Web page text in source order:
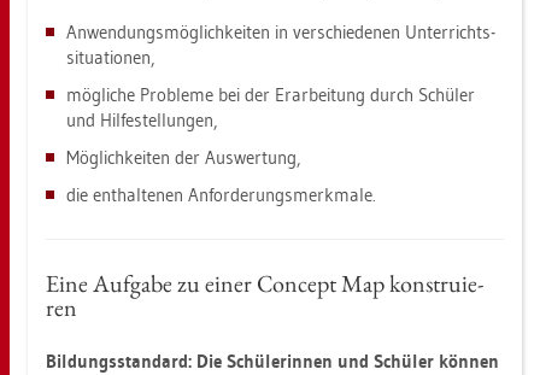
An­wen­dungs­mög­lich­kei­ten in ver­schie­de­nen Un­ter­richts­
si­tua­tio­nen,
mög­li­che Pro­ble­me bei der Er­ar­bei­tung durch Schü­ler
und Hil­fe­stel­lun­gen,
Mög­lich­kei­ten der Aus­wer­tung,
die ent­hal­te­nen An­for­de­rungs­merk­ma­le.
Eine Auf­ga­be zu einer Con­cept Map kon­stru­ie­
ren
Bil­dungs­stan­dard: Die Schü­le­rin­nen und Schü­ler kön­nen